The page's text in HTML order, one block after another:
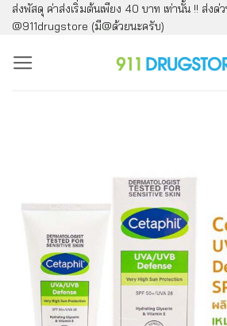
ข้าม
ไป
ยัง
ส่งพัสดุ ค่าส่งเริ่มต้นเพียง 40 บาท เท่านั้น !! ส่งด่
@911drugstore (มี@ด้วยนะครับ)